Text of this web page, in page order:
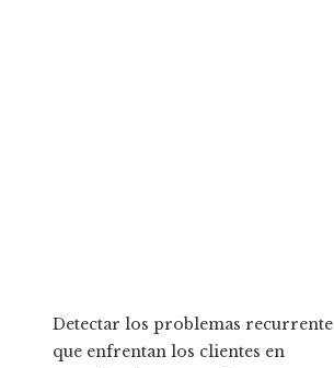
Detectar los problemas
que enfrentan los clientes en